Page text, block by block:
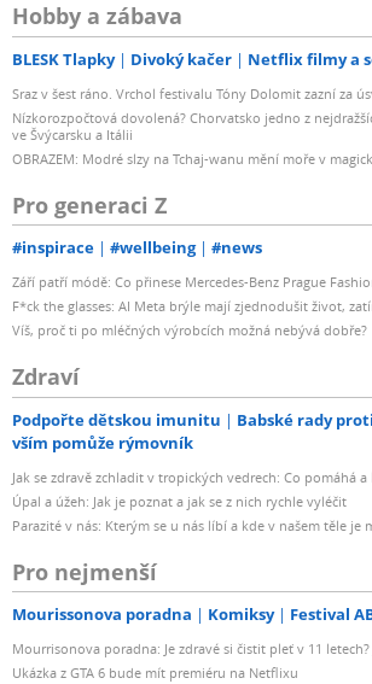
Hobby a zábava
BLESK Tlapky Divoký kačer Netflix filmy a
Sraz v šest ráno. Vrchol festivalu Tóny Dolomit zazní za
Nízkorozpočtová dovolená? Chorvatsko jedno z
ve Švýcarsku a Itálii
OBRAZEM: Modré slzy na Tchaj-wanu mění moře v
Pro generaci Z
#inspirace #wellbeing #news
Září patří módě: Co přinese Mercedes-Benz Prague
F*ck the glasses: AI Meta brýle mají zjednodušit život,
Víš, proč ti po mléčných výrobcích možná nebývá dobře?
Zdraví
Podpořte dětskou imunitu Babské rady
vším pomůže rýmovník
Jak se zdravě zchladit v tropických vedrech: Co pomáhá
Úpal a úžeh: Jak je poznat a jak se z nich rychle vyléčit
Parazité v nás: Kterým se u nás líbí a kde v našem těle je
Pro nejmenší
Mourissonova poradna Komiksy Festival
Mourrisonova poradna: Je zdravé si čistit pleť v 11 letech?
Ukázka z GTA 6 bude mít premiéru na Netflixu